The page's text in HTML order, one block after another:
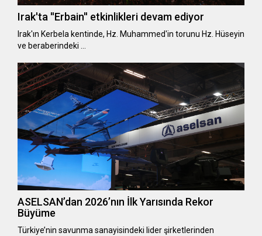
Irak'ta ''Erbain'' etkinlikleri devam ediyor
Irak'ın Kerbela kentinde, Hz. Muhammed'in torunu Hz. Hüseyin
ve beraberindeki …
ASELSAN’dan 2026’nın İlk Yarısında Rekor
Büyüme
Türkiye’nin savunma sanayisindeki lider şirketlerinden